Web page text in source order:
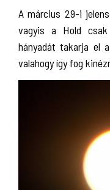
A március 29-i
vagyis a Hold
hányadát takarja el
valahogy így fog